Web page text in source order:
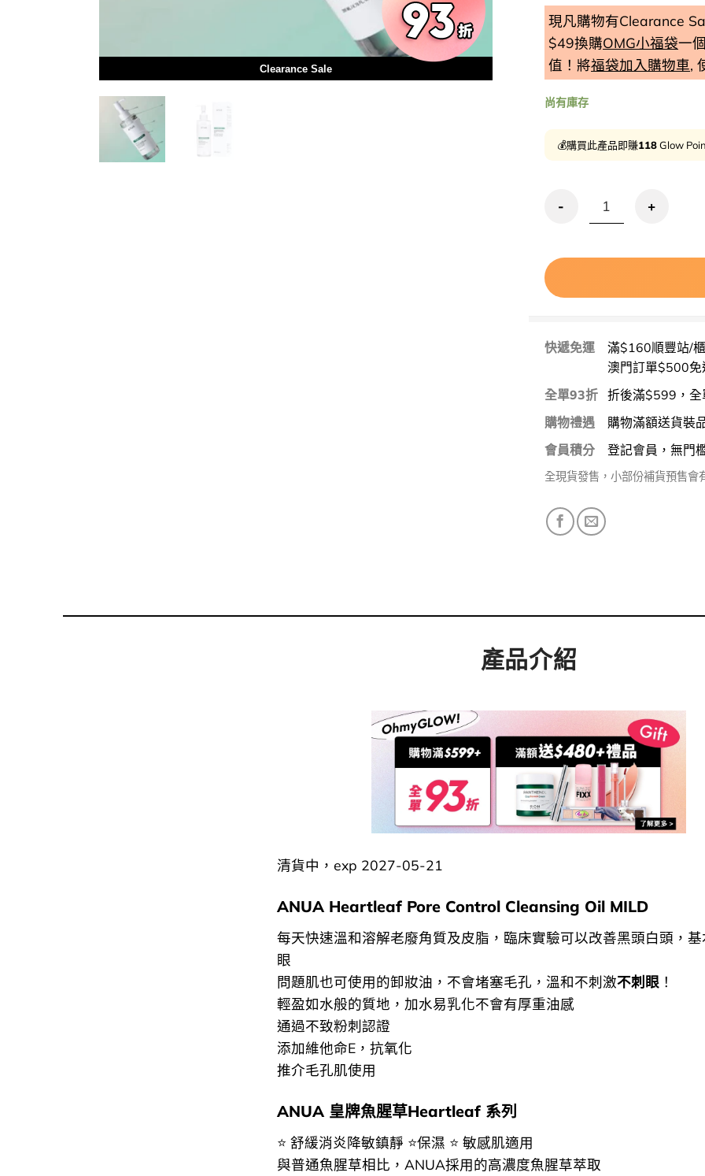
Clearance Sale Clearance
現凡購物有Clearance
$49換購OMG小福袋一
值！將福袋加入購物車,
尚有庫存
💰購買此產品即賺118Glow
清倉激減🔥推介敏感毛孔
快遞免運
滿$160順豐站/
澳門訂單$500免
全單93折 折後滿$599，全
購物禮遇
購物滿額送貨裝
會員積分
登記會員，無門
全現貨發售，小部份補貨預售會
產品介紹
清貨中，exp 2027-05-21
ANUA Heartleaf Pore Control Cleansing Oil MILD
每天快速溫和溶解老廢角質及皮脂，臨床實驗可以改善黑頭白頭，
眼
問題肌也可使用的卸妝油，不會堵塞毛孔，溫和不刺激不刺眼 ！
輕盈如水般的質地，加水易乳化不會有厚重油感
通過不致粉刺認證
添加維他命E，抗氧化
推介毛孔肌使用
ANUA 皇牌魚腥草Heartleaf 系列
⭐ 舒緩消炎降敏鎮靜 ⭐保濕 ⭐ 敏感肌適用
與普通魚腥草相比，ANUA採用的高濃度魚腥草萃取